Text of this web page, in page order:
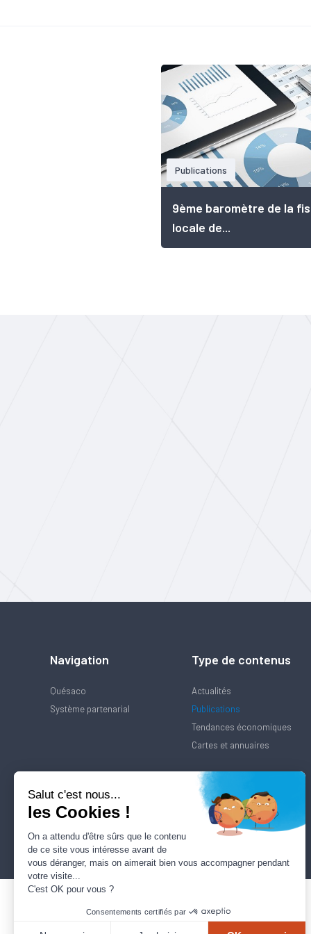
Publications
9ème baromètre de la
locale de...
Navigation
Quésaco
Système partenarial
Type de contenus
Actualités
Publications
Tendances économiques
Cartes et annuaires
Salut c'est nous...
les Cookies !
On a attendu d'être sûrs que le contenu
de ce site vous intéresse avant de
vous déranger, mais on aimerait bien vous accompagner pendant
votre visite...
C'est OK pour vous ?
Consentements certifiés par